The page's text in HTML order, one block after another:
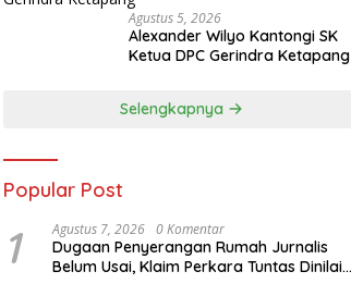
Agustus 5, 2026
Alexander Wilyo Kantongi SK
Ketua DPC Gerindra Ketapang
Selengkapnya
Popular Post
1 Agustus 7, 2026 0 Komentar
Dugaan Penyerangan Rumah Jurnalis
Belum Usai, Klaim Perkara Tuntas Dinilai